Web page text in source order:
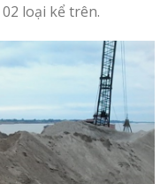
loại kể trên.